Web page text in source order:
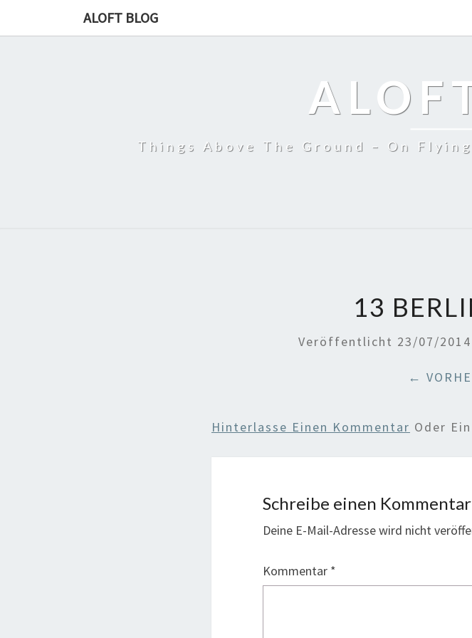
ALOFT BLOG
Things Above The Ground – On
13
Veröffentlicht 23/07/2014
←
Hinterlasse Einen Kommentar Oder
Schreibe einen Kommentar
Deine E-Mail-Adresse wird nicht
Kommentar *